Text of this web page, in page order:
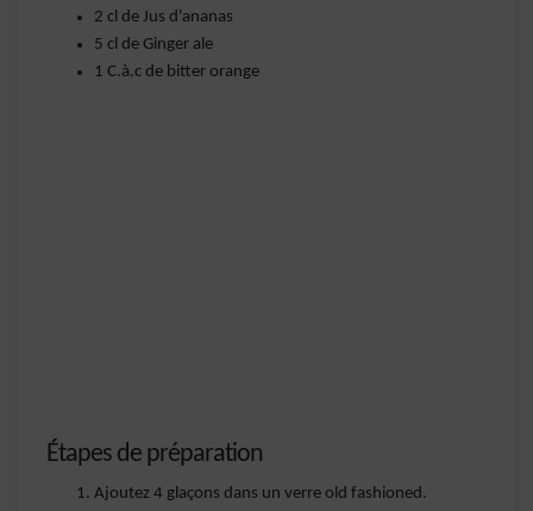
2 cl de Jus d'ananas
5 cl de Ginger ale
1 C.à.c de bitter orange
Étapes de préparation
Ajoutez 4 glaçons dans un verre old fashioned.